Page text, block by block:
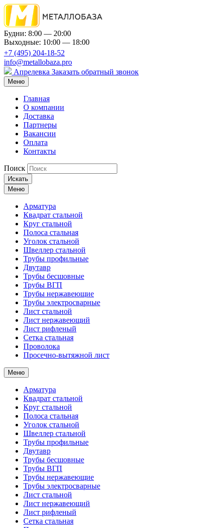
Будни: 8:00 — 20:00
Выходные: 10:00 — 18:00
+7 (495) 204-18-52
info@metallobaza.pro
Апрелевка Заказать обратный звонок
Меню
Главная
О компании
Доставка
Партнеры
Вакансии
Оплата
Контакты
Поиск
Искать
Меню
Арматура
Квадрат стальной
Круг стальной
Полоса стальная
Уголок стальной
Швеллер стальной
Трубы профильные
Двутавр
Трубы бесшовные
Трубы ВГП
Трубы нержавеющие
Трубы электросварные
Лист стальной
Лист нержавеющий
Лист рифленый
Сетка стальная
Проволока
Просечно-вытяжной лист
Меню
Арматура
Квадрат стальной
Круг стальной
Полоса стальная
Уголок стальной
Швеллер стальной
Трубы профильные
Двутавр
Трубы бесшовные
Трубы ВГП
Трубы нержавеющие
Трубы электросварные
Лист стальной
Лист нержавеющий
Лист рифленый
Сетка стальная